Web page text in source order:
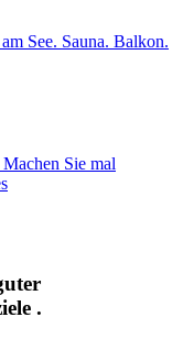
See. Sauna. Balkon.
Sie mal
.